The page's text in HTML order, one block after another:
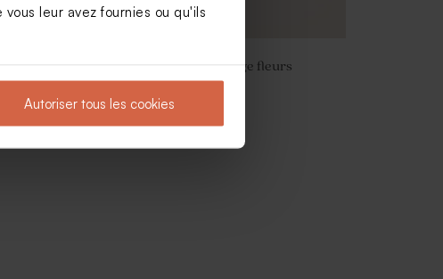
leur avez fournies ou qu'ils
Autoriser tous les cookies
Carton invitation mariage fleurs
champêtres